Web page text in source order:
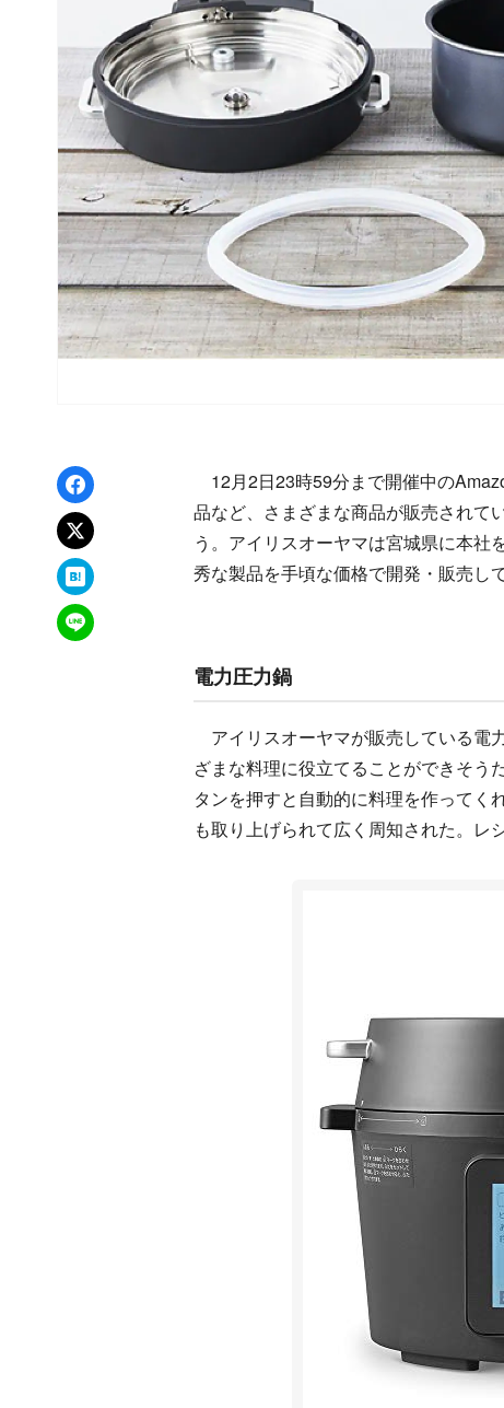
Facebookでシェア
xでポスト
はてなブックマーク
LINEで送る
12月2日23時59分まで開催中の
品など、さまざまな商品が販売されて
う。アイリスオーヤマは宮城県に本
秀な製品を手頃な価格で開発・販売して
電力圧力鍋
アイリスオーヤマが販売している電
ざまな料理に役立てることができそう
タンを押すと自動的に料理を作ってく
も取り上げられて広く周知された。レ